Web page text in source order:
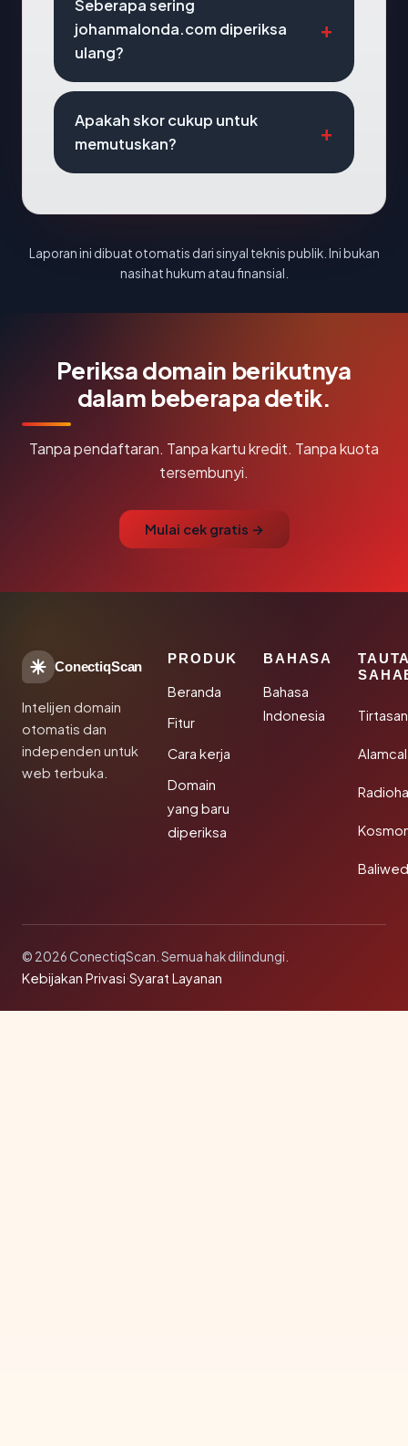
Seberapa sering
johanmalonda.com diperiksa
ulang?
Apakah skor cukup untuk
memutuskan?
Laporan ini dibuat otomatis dari sinyal teknis publik. Ini bukan
nasihat hukum atau finansial.
Periksa domain berikutnya
dalam beberapa detik.
Tanpa pendaftaran. Tanpa kartu kredit. Tanpa kuota
tersembunyi.
Mulai cek gratis →
ConectiqScan
Intelijen domain
otomatis dan
independen untuk
web terbuka.
PRODUK
Beranda
Fitur
Cara kerja
Domain
yang baru
diperiksa
BAHASA
Bahasa
Indonesia
© 2026 ConectiqScan. Semua hak dilindungi.
Kebijakan Privasi·Syarat Layanan